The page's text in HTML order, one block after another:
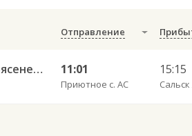
Отправление
Элиста АВ — Москва АС Новоясеневская 6027 11:01
Приютное с. АС
15:15